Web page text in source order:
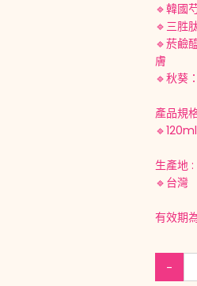
🔹韓國
🔹三胜
🔹菸鹼
膚
🔹秋葵
產品規
🔹120ml
生產地 :
🔹台灣
有效期
-